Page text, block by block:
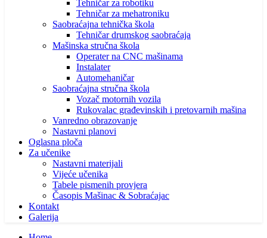
Tehničar za robotiku
Tehničar za mehatroniku
Saobraćajna tehnička škola
Tehničar drumskog saobraćaja
Mašinska stručna škola
Operater na CNC mašinama
Instalater
Automehaničar
Saobraćajna stručna škola
Vozač motornih vozila
Rukovalac građevinskih i pretovarnih mašina
Vanredno obrazovanje
Nastavni planovi
Oglasna ploča
Za učenike
Nastavni materijali
Vijeće učenika
Tabele pismenih provjera
Časopis Mašinac & Sobraćajac
Kontakt
Galerija